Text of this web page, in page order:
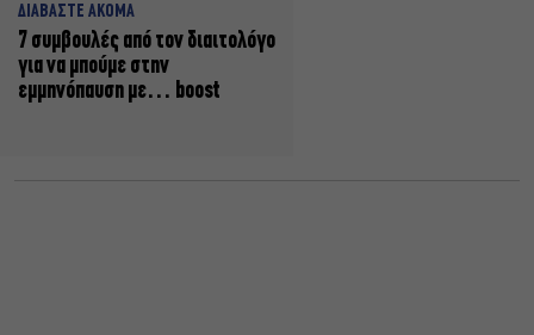
ΔΙΑΒΑΣΤΕ ΑΚΟΜΑ
7 συμβουλές από τον διαιτολόγο
για να μπούμε στην
εμμηνόπαυση με… boost